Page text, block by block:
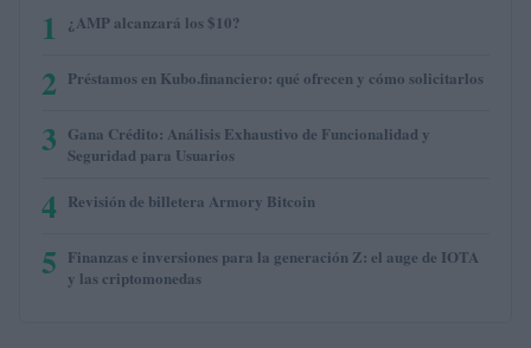
1 ¿AMP alcanzará los $10?
2 Préstamos en Kubo.financiero: qué ofrecen y cómo solicitarlos
3 Gana Crédito: Análisis Exhaustivo de Funcionalidad y
Seguridad para Usuarios
4 Revisión de billetera Armory Bitcoin
5 Finanzas e inversiones para la generación Z: el auge de IOTA
y las criptomonedas